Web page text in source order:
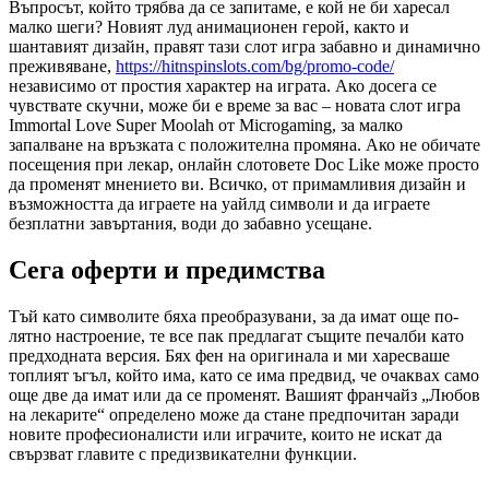
Въпросът, който трябва да се запитаме, е кой не би харесал
малко шеги? Новият луд анимационен герой, както и
шантавият дизайн, правят тази слот игра забавно и динамично
преживяване, https://hitnspinslots.com/bg/promo-code/
независимо от простия характер на играта. Ако досега се
чувствате скучни, може би е време за вас – новата слот игра
Immortal Love Super Moolah от Microgaming, за малко
запалване на връзката с положителна промяна. Ако не обичате
посещения при лекар, онлайн слотовете Doc Like може просто
да променят мнението ви. Всичко, от примамливия дизайн и
възможността да играете на уайлд символи и да играете
безплатни завъртания, води до забавно усещане.
Сега оферти и предимства
Тъй като символите бяха преобразувани, за да имат още по-
лятно настроение, те все пак предлагат същите печалби като
предходната версия. Бях фен на оригинала и ми харесваше
топлият ъгъл, който има, като се има предвид, че очаквах само
още две да имат или да се променят. Вашият франчайз „Любов
на лекарите“ определено може да стане предпочитан заради
новите професионалисти или играчите, които не искат да
свързват главите с предизвикателни функции.